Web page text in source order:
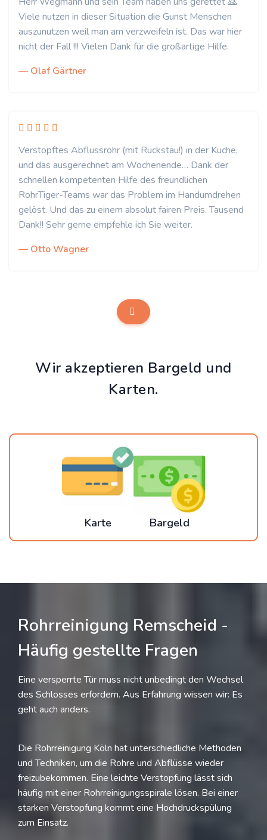
Viele nutzen in dieser Situation die Gunst Menschen
auszunutzen weil man am verzweifeln ist. Das war hier
nicht der Fall !!! Vielen Dank für die großartige Hilfe.
— Olaf Gärtner
Verstopftes Abflussrohr (mit Rückstau!) in der Küche,
und das ausgerechnet am Wochenende… Dank der
schnellen kompetenten Hilfe des freundlichen
RohrTiger-Teams war das Problem im Handumdrehen
gelöst. Und das zu einem absolut fairen Preis. Tausend
Dank!! Sehr gerne empfehle ich Sie weiter.
— Otto Wagner
Wir akzeptieren Bargeld und
Karten.
Karte Bargeld
Rohrreinigung Remscheid -
Häufig gestellte Fragen
Eine versperrte Tür muss nicht unbedingt den Wechsel
des Schlosses erfordern. Aus Erfahrung wissen wir: Es
geht auch anders.
Die Rohrreinigung Köln hat unterschiedliche Methoden
und Techniken, um die Rohre und Abflüsse wieder
freizubekommen. Eine leichte Verstopfung lässt sich
häufig mit einer Rohrreinigungsspirale lösen. Bei einer
starken Verstopfung kommt eine Hochdruckspülung
zum Einsatz.